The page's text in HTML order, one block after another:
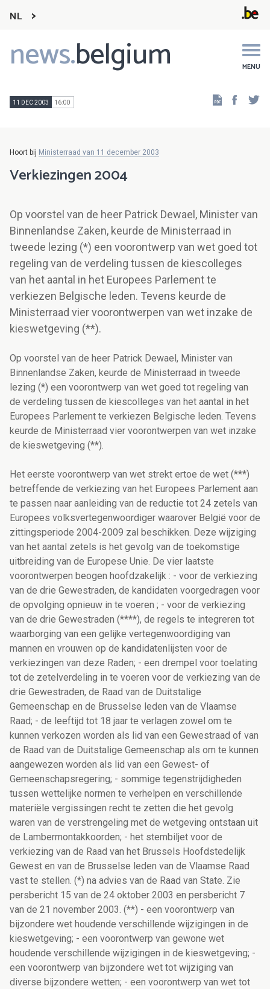
NL
news.belgium MENU
Main
navigation
11 DEC 2003 16:00
Hoort bij Ministerraad van 11 december 2003
Verkiezingen 2004
Op voorstel van de heer Patrick Dewael, Minister van
Binnenlandse Zaken, keurde de Ministerraad in
tweede lezing (*) een voorontwerp van wet goed tot
regeling van de verdeling tussen de kiescolleges
van het aantal in het Europees Parlement te
verkiezen Belgische leden. Tevens keurde de
Ministerraad vier voorontwerpen van wet inzake de
kieswetgeving (**).
Op voorstel van de heer Patrick Dewael, Minister van
Binnenlandse Zaken, keurde de Ministerraad in tweede
lezing (*) een voorontwerp van wet goed tot regeling van
de verdeling tussen de kiescolleges van het aantal in het
Europees Parlement te verkiezen Belgische leden. Tevens
keurde de Ministerraad vier voorontwerpen van wet inzake
de kieswetgeving (**).
Het eerste voorontwerp van wet strekt ertoe de wet (***)
betreffende de verkiezing van het Europees Parlement aan
te passen naar aanleiding van de reductie tot 24 zetels van
Europees volksvertegenwoordiger waarover België voor de
zittingsperiode 2004-2009 zal beschikken. Deze wijziging
van het aantal zetels is het gevolg van de toekomstige
uitbreiding van de Europese Unie. De vier laatste
voorontwerpen beogen hoofdzakelijk : - voor de verkiezing
van de drie Gewestraden, de kandidaten voorgedragen voor
de opvolging opnieuw in te voeren ; - voor de verkiezing
van de drie Gewestraden (****), de regels te integreren tot
waarborging van een gelijke vertegenwoordiging van
mannen en vrouwen op de kandidatenlijsten voor de
verkiezingen van deze Raden; - een drempel voor toelating
tot de zetelverdeling in te voeren voor de verkiezing van de
drie Gewestraden, de Raad van de Duitstalige
Gemeenschap en de Brusselse leden van de Vlaamse
Raad; - de leeftijd tot 18 jaar te verlagen zowel om te
kunnen verkozen worden als lid van een Gewestraad of van
de Raad van de Duitstalige Gemeenschap als om te kunnen
aangewezen worden als lid van een Gewest- of
Gemeenschapsregering; - sommige tegenstrijdigheden
tussen wettelijke normen te verhelpen en verschillende
materiële vergissingen recht te zetten die het gevolg
waren van de verstrengeling met de wetgeving ontstaan uit
de Lambermontakkoorden; - het stembiljet voor de
verkiezing van de Raad van het Brussels Hoofdstedelijk
Gewest en van de Brusselse leden van de Vlaamse Raad
vast te stellen. (*) na advies van de Raad van State. Zie
persbericht 15 van de 24 oktober 2003 en persbericht 7
van de 21 november 2003. (**) - een voorontwerp van
bijzondere wet houdende verschillende wijzigingen in de
kieswetgeving; - een voorontwerp van gewone wet
houdende verschillende wijzigingen in de kieswetgeving; -
een voorontwerp van bijzondere wet tot wijziging van
diverse bijzondere wetten; - een voorontwerp van wet tot